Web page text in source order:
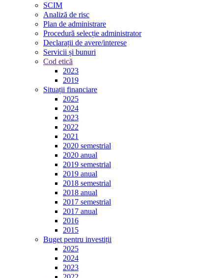
SCIM
Analiză de risc
Plan de administrare
Procedură selecție administrator
Declarații de avere/interese
Servicii și bunuri
Cod etică
2023
2019
Situații financiare
2025
2024
2023
2022
2021
2020 semestrial
2020 anual
2019 semestrial
2019 anual
2018 semestrial
2018 anual
2017 semestrial
2017 anual
2016
2015
Buget pentru investiții
2025
2024
2023